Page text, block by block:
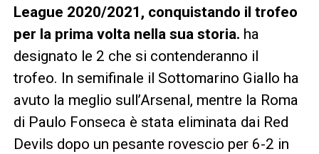
League 2020/2021, conquistando il trofeo
per la prima volta nella sua storia. ha
designato le 2 che si contenderanno il
trofeo. In semifinale il Sottomarino Giallo ha
avuto la meglio sull’Arsenal, mentre la Roma
di Paulo Fonseca è stata eliminata dai Red
Devils dopo un pesante rovescio per 6-2 in